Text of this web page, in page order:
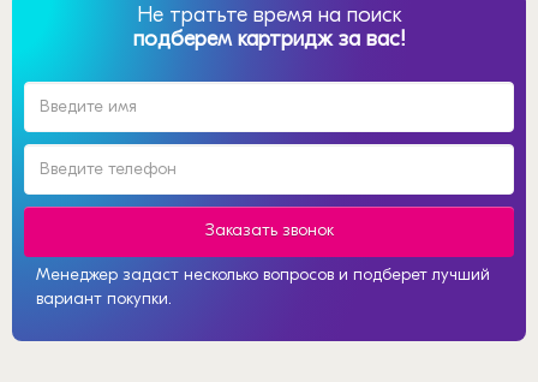
Не тратьте время на поиск
подберем картридж за вас!
Заказать звонок
Менеджер задаст несколько вопросов и подберет лучший
вариант покупки.